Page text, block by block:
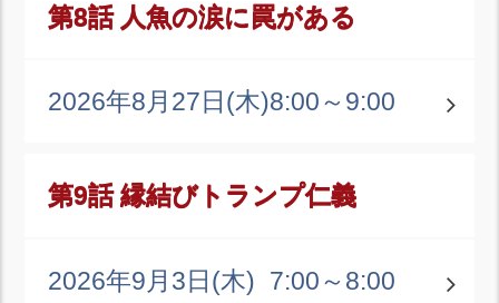
第8話 人魚の涙に罠がある
2026年8月27日(木)8:00～9:00
第9話 縁結びトランプ仁義
2026年9月3日(木) 7:00～8:00